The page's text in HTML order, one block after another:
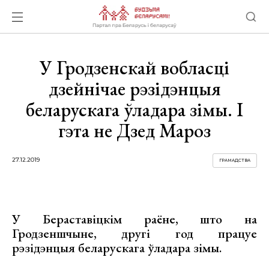
У Гродзенскай вобласці
дзейнічае рэзідэнцыя
беларускага ўладара зімы. І
гэта не Дзед Мароз
27.12.2019 ГРАМАДСТВА
У Бераставіцкім раёне, што на
Гродзеншчыне, другі год працуе
рэзідэнцыя беларускага ўладара зімы.